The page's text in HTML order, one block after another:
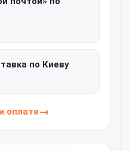
по Киеву
оплате